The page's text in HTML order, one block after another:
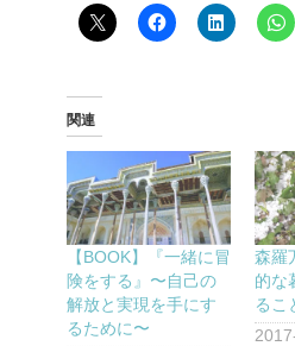
関連
【BOOK】『一緒に冒
険をする』〜自己の
解放と実現を手にす
るために〜
森羅
的な
るこ